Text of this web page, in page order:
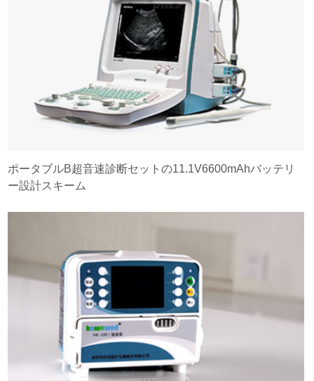
ポータブルB超音速診断セットの11.1V6600mAhバッテリ
ー設計スキーム